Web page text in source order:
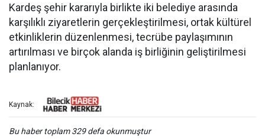
Kardeş şehir kararıyla birlikte iki belediye arasında
karşılıklı ziyaretlerin gerçekleştirilmesi, ortak kültürel
etkinliklerin düzenlenmesi, tecrübe paylaşımının
artırılması ve birçok alanda iş birliğinin geliştirilmesi
planlanıyor.
Kaynak:
Bu haber toplam 329 defa okunmuştur